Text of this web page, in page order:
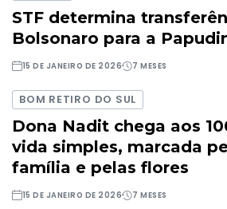
STF determina
Bolsonaro para a
15 DE JANEIRO DE 2026 7 MESES
BOM RETIRO DO SUL
Dona Nadit chega aos
vida simples, marcada
família e pelas flores
15 DE JANEIRO DE 2026 7 MESES